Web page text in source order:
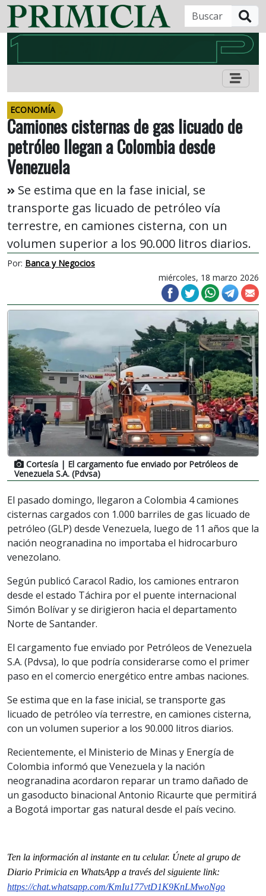
ECONOMÍA
Camiones cisternas de gas licuado de
petróleo llegan a Colombia desde
Venezuela
Se estima que en la fase inicial, se
transporte gas licuado de petróleo vía
terrestre, en camiones cisterna, con un
volumen superior a los 90.000 litros diarios.
Por: Banca y Negocios
miércoles, 18 marzo 2026
Cortesía | El cargamento fue enviado por Petróleos de
Venezuela S.A. (Pdvsa)
El pasado domingo, llegaron a Colombia 4 camiones
cisternas cargados con 1.000 barriles de gas licuado de
petróleo (GLP) desde Venezuela, luego de 11 años que la
nación neogranadina no importaba el hidrocarburo
venezolano.
Según publicó Caracol Radio, los camiones entraron
desde el estado Táchira por el puente internacional
Simón Bolívar y se dirigieron hacia el departamento
Norte de Santander.
El cargamento fue enviado por Petróleos de Venezuela
S.A. (Pdvsa), lo que podría considerarse como el primer
paso en el comercio energético entre ambas naciones.
Se estima que en la fase inicial, se transporte gas
licuado de petróleo vía terrestre, en camiones cisterna,
con un volumen superior a los 90.000 litros diarios.
Recientemente, el Ministerio de Minas y Energía de
Colombia informó que Venezuela y la nación
neogranadina acordaron reparar un tramo dañado de
un gasoducto binacional Antonio Ricaurte que permitirá
a Bogotá importar gas natural desde el país vecino.
Ten la información al instante en tu celular. Únete al grupo de
Diario Primicia en WhatsApp a través del siguiente link:
https://chat.whatsapp.com/KmIu177vtD1K9KnLMwoNgo